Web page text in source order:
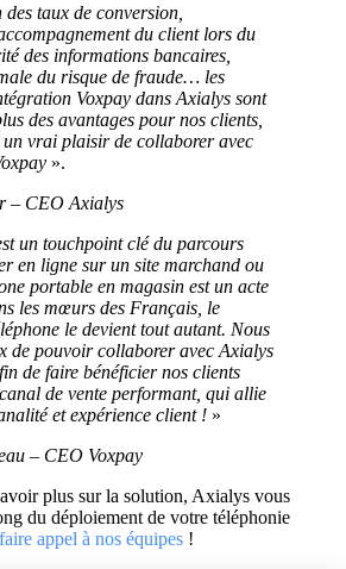
taux de conversion,
du client lors du
des informations bancaires,
du risque de fraude… les
Voxpay dans Axialys sont
des avantages pour nos clients,
un vrai plaisir de collaborer avec
».
– CEO Axialys
un touchpoint clé du parcours
en ligne sur un site marchand ou
portable en magasin est un acte
les mœurs des Français, le
le devient tout autant. Nous
de pouvoir collaborer avec Axialys
de faire bénéficier nos clients
de vente performant, qui allie
et expérience client ! »
– CEO Voxpay
plus sur la solution, Axialys vous
du déploiement de votre téléphonie
appel à nos équipes !